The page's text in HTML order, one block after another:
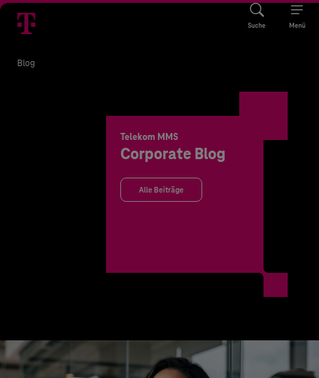
Suche Menü
Blog
Telekom MMS
Corporate Blog
Alle Beiträge